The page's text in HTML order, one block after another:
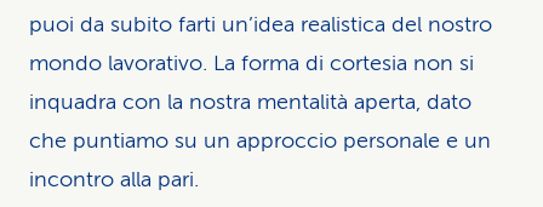
puoi da subito farti un’idea realistica del nostro
mondo lavorativo. La forma di cortesia non si
inquadra con la nostra mentalità aperta, dato
che puntiamo su un approccio personale e un
incontro alla pari.